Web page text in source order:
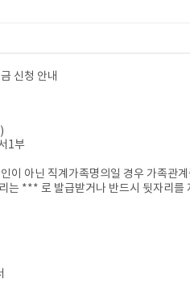
신청 안내
1부
이 아닌 직계가족명의일 경우 가족관
는 *** 로 발급받거나 반드시 뒷자리를